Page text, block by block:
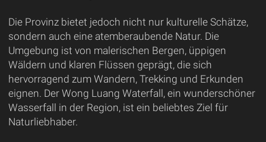
Die Provinz bietet jedoch nicht nur kulturelle Schätze,
sondern auch eine atemberaubende Natur. Die
Umgebung ist von malerischen Bergen, üppigen
Wäldern und klaren Flüssen geprägt, die sich
hervorragend zum Wandern, Trekking und Erkunden
eignen. Der Wong Luang Waterfall, ein wunderschöner
Wasserfall in der Region, ist ein beliebtes Ziel für
Naturliebhaber.